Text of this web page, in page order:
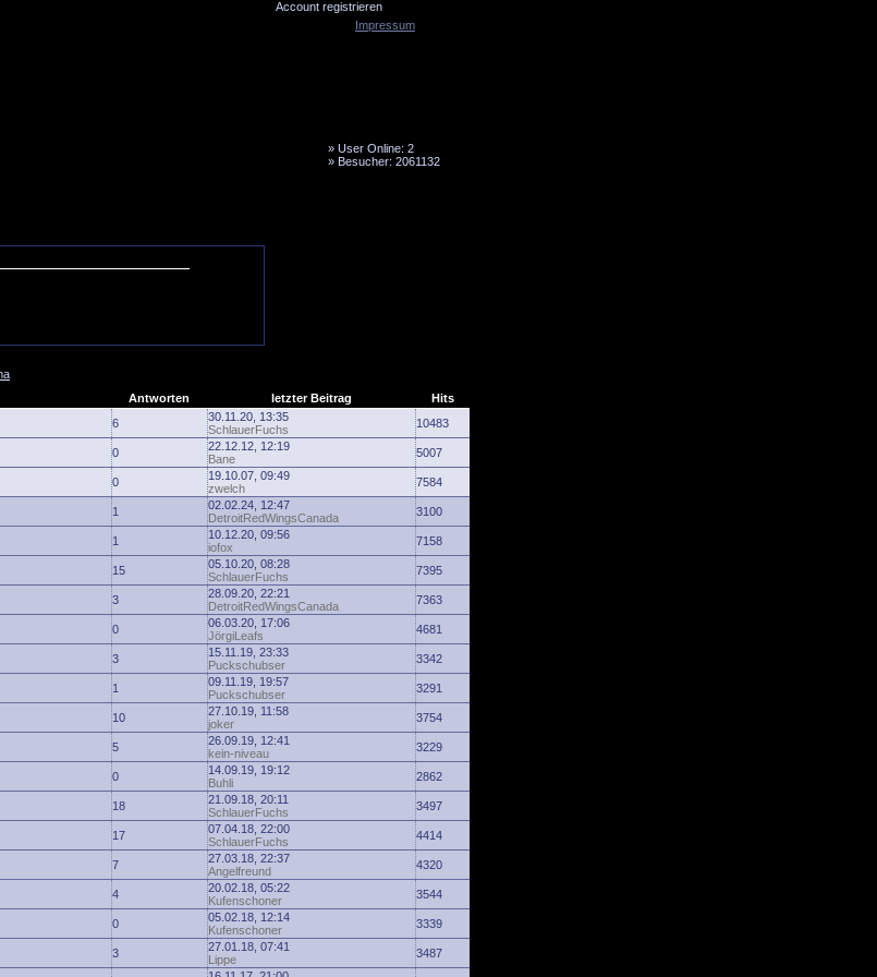
Account registrieren
» User Online: 2
» Besucher: 2061132
Antworten letzter Beitrag
Hits
6
30.11.20, 13:35
SchlauerFuchs
10483
0
22.12.12, 12:19
Bane
5007
0
19.10.07, 09:49
zwelch
7584
1
02.02.24, 12:47
DetroitRedWingsCanada
3100
1
10.12.20, 09:56
iofox
7158
15
05.10.20, 08:28
SchlauerFuchs
7395
3
28.09.20, 22:21
DetroitRedWingsCanada
7363
0
06.03.20, 17:06
JörgiLeafs
4681
3
15.11.19, 23:33
Puckschubser
3342
1
09.11.19, 19:57
Puckschubser
3291
10
27.10.19, 11:58
joker
3754
5
26.09.19, 12:41
kein-niveau
3229
0
14.09.19, 19:12
Buhli
2862
18
21.09.18, 20:11
SchlauerFuchs
3497
17
07.04.18, 22:00
SchlauerFuchs
4414
7
27.03.18, 22:37
Angelfreund
4320
4
20.02.18, 05:22
Kufenschoner
3544
0
05.02.18, 12:14
Kufenschoner
3339
3
27.01.18, 07:41
Lippe
3487
Impressum